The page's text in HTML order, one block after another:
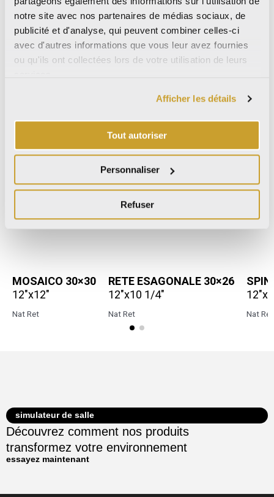
notre site avec nos partenaires de médias sociaux, de
publicité et d'analyse, qui peuvent combiner celles-ci
avec d'autres informations que vous leur avez fournies
ou qu'ils ont collectées lors de votre utilisation de leurs
Afficher les détails
Tout autoriser
Personnaliser
Refuser
8.8 mm
100×100
8.8 mm
60×120
8.8 mm
60×60
Nat Ret
8.8
30×60
Nat Ret
Décors
MOSAICO 30×30
12"x12"
Nat Ret
RETE ESAGONALE 30×26
12"x10 1/4"
Nat Ret Nat Ret
simulateur de salle
Découvrez comment nos produits
transformez votre environnement
essayez maintenant